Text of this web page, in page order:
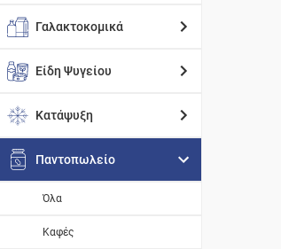
Γαλακτοκομικά
Είδη Ψυγείου
Κατάψυξη
Παντοπωλείο
Όλα
Καφές